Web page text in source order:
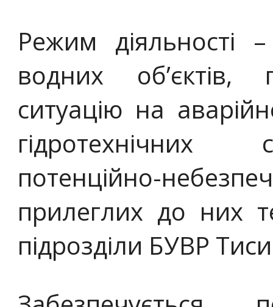
Режим діяльності
водних об’єктів,
ситуацію на
гідротехнічних
потенційно-
прилеглих до них
підрозділи БУВР